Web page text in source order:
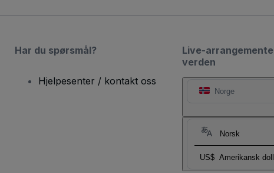
Live-
verden
Norge
Norsk
US$ Amerikansk
Har du spørsmål?
Hjelpesenter / kontakt oss